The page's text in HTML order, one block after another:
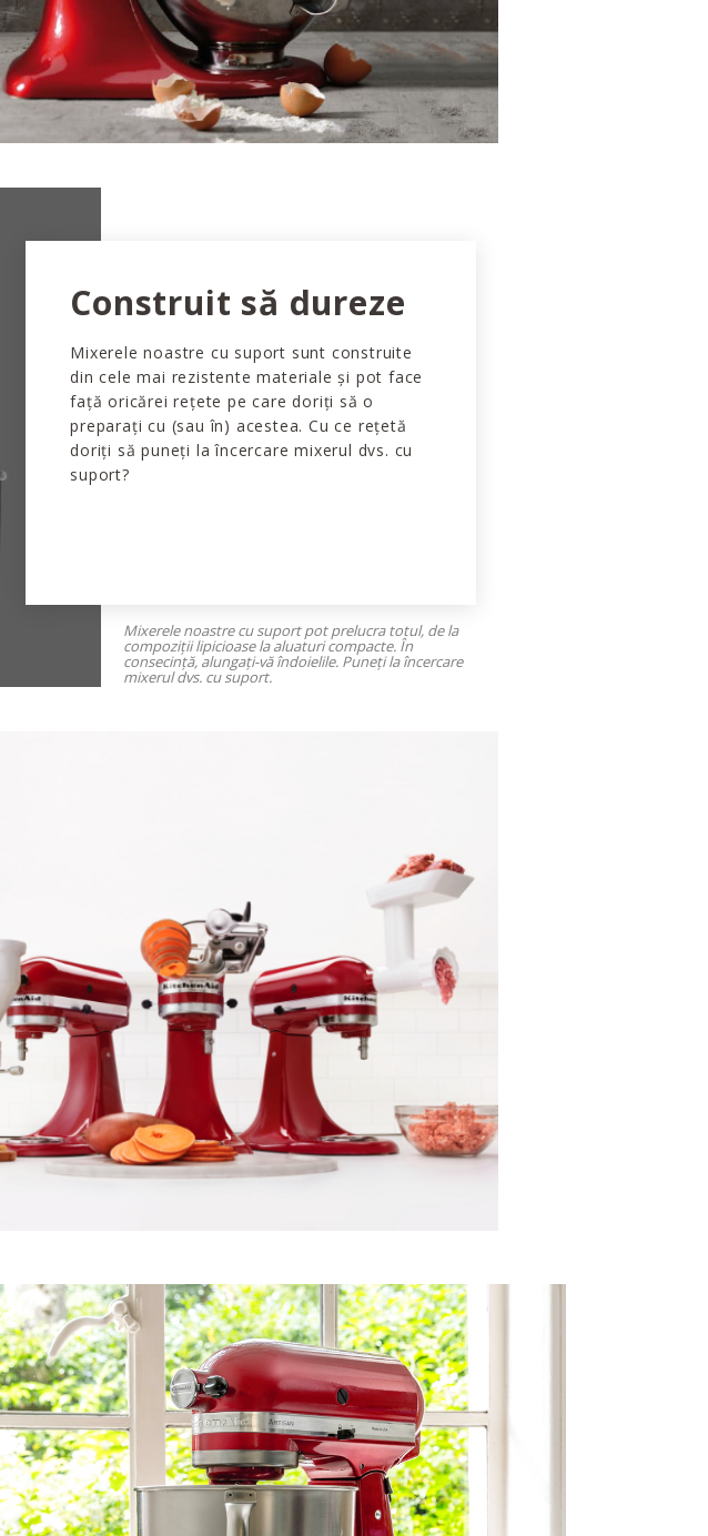
Construit să dureze
Mixerele noastre cu suport sunt construite
din cele mai rezistente materiale și pot face
față oricărei rețete pe care doriți să o
preparați cu (sau în) acestea. Cu ce rețetă
doriți să puneți la încercare mixerul dvs. cu
suport?
Mixerele noastre cu suport pot prelucra totul, de la
compoziții lipicioase la aluaturi compacte. În
consecință, alungați-vă îndoielile. Puneți la încercare
mixerul dvs. cu suport.